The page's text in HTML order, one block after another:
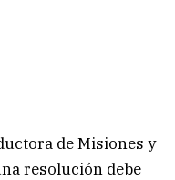
de Misiones y
resolución debe